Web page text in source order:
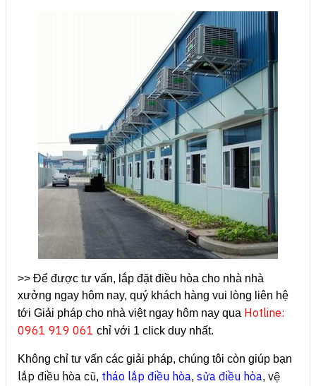
>> Để được tư vấn, lắp đặt điều hòa cho nhà nhà
xưởng ngay hôm nay, quý khách hàng vui lòng liên hệ
tới Giải pháp cho nhà việt ngay hôm nay qua Hotline:
0961 919 061 chỉ với 1 click duy nhất.
Không chỉ tư vấn các giải pháp, chúng tôi còn giúp bạn
lắp điều hòa cũ, tháo lắp điều hòa, sửa điều hòa, vệ